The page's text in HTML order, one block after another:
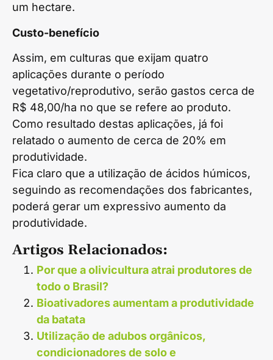
um hectare.
Custo-benefício
Assim, em culturas que exijam quatro
aplicações durante o período
vegetativo/reprodutivo, serão gastos cerca de
R$ 48,00/ha no que se refere ao produto.
Como resultado destas aplicações, já foi
relatado o aumento de cerca de 20% em
produtividade.
Fica claro que a utilização de ácidos húmicos,
seguindo as recomendações dos fabricantes,
poderá gerar um expressivo aumento da
produtividade.
Artigos Relacionados:
Por que a olivicultura atrai produtores de
todo o Brasil?
Bioativadores aumentam a produtividade
da batata
Utilização de adubos orgânicos,
condicionadores de solo e